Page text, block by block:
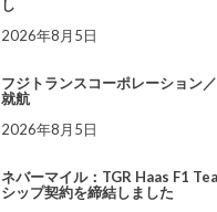
し
2026年8月5日
フジトランスコーポレーション
就航
2026年8月5日
ネバーマイル：TGR Haas F1
シップ契約を締結しました